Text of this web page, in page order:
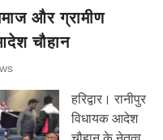
और ग्रामीण
चौहान
हरिद्वार। रानीपुर
विधायक आदेश